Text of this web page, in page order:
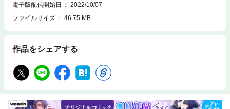
太インタビュー 【BLEACH 千年血戦篇】 ・森田成一&折笠富美子&杉山
紀彰座談会 【ゴールデンカムイ】 ・小林親弘インタビュー 【ジョジョの
奇妙な冒険 ストーンオーシャン】 ・ファイルーズあいインタビュー 【日
マジLOVEスターリッシュツアーズ】 ・監督&プロデューサー対談、CGデ
ントレポート 【永久少年 Eternal Boys】 ・平川大輔インタビュー 【MAN
KAI STAGE『A3!』ACT2!〜AUTUMN 2022〜】 ・赤澤遼太郎&稲垣成弥対
ュー 【おしゃべりVTuber】 ・ミン スゥーハインタビュー 【ちょこらび】
電子版配信開始日
2022/10/07
ファイルサイズ
46.75 MB
作品をシェアする